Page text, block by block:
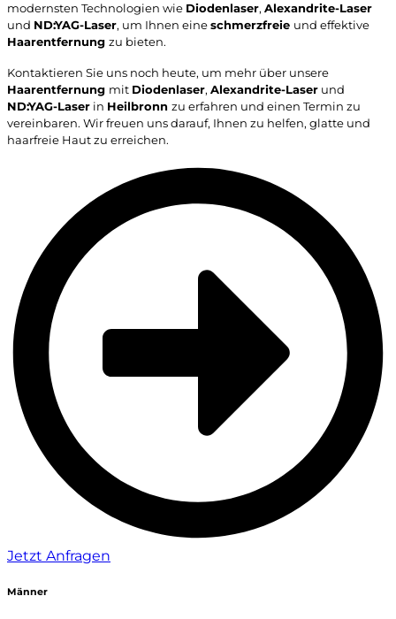
modernsten Technologien wie Diodenlaser, Alexandrite-Laser
und ND:YAG-Laser, um Ihnen eineschmerzfreie und effektive
Haarentfernung zu bieten.
Kontaktieren Sie uns noch heute, um mehr über unsere
Haarentfernung mit Diodenlaser, Alexandrite-Laser und
ND:YAG-Laser in Heilbronn zu erfahren und einen Termin zu
vereinbaren. Wir freuen uns darauf, Ihnen zu helfen, glatte und
haarfreie Haut zu erreichen.
Jetzt Anfragen
Männer